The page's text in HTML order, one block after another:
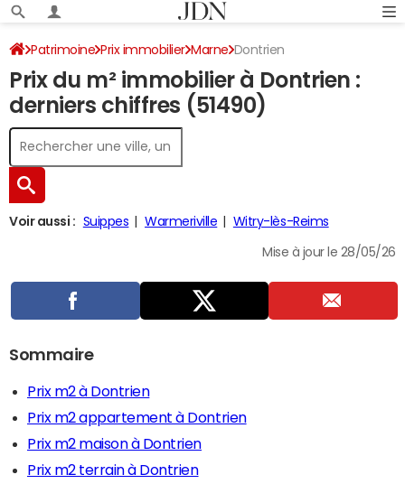
Patrimoine Prix immobilier Marne Dontrien
Prix du m² immobilier à Dontrien :
derniers chiffres (51490)
Voir aussi : Suippes Warmeriville Witry-lès-Reims
Mise à jour le 28/05/26
Sommaire
Prix m2 à Dontrien
Prix m2 appartement à Dontrien
Prix m2 maison à Dontrien
Prix m2 terrain à Dontrien